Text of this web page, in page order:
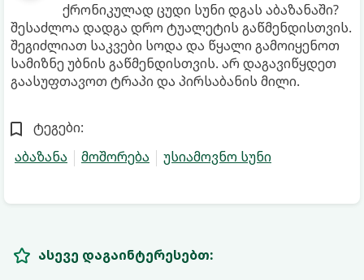
ქრონიკულად ცუდი სუნი დგას აბაზანაში?
შესაძლოა დადგა დრო ტუალეტის გაწმენდისთვის.
შეგიძლიათ საკვები სოდა და წყალი გამოიყენოთ
სამიზნე უბნის გაწმენდისთვის. არ დაგავიწყდეთ
გაასუფთავოთ ტრაპი და პირსაბანის მილი.
ტეგები:
აბაზანა
მოშორება უსიამოვნო სუნი
ასევე დაგაინტერესებთ: